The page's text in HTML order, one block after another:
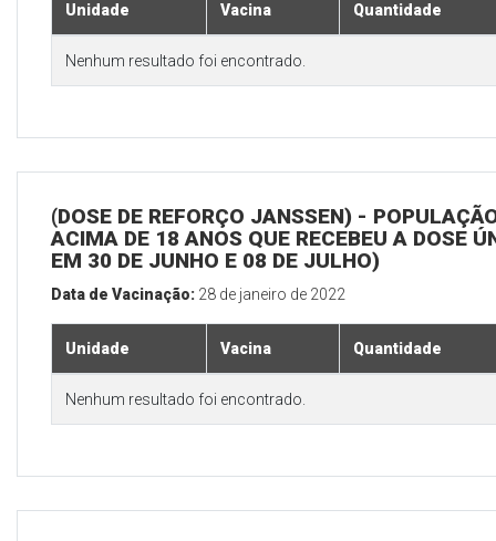
Unidade Vacina Quantidade
Nenhum resultado foi encontrado.
(DOSE DE REFORÇO JANSSEN) -
ACIMA DE 18 ANOS QUE RECEBEU A DOSE
EM 30 DE JUNHO E 08 DE JULHO)
Data de Vacinação: 28 de janeiro de 2022
Unidade Vacina Quantidade
Nenhum resultado foi encontrado.